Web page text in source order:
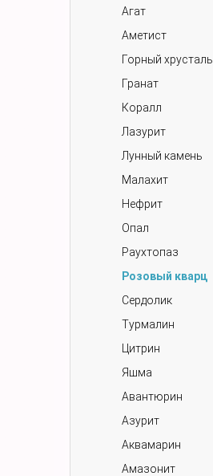
Агат
Аметист
Горный хрусталь
Гранат
Коралл
Лазурит
Лунный камень
Малахит
Нефрит
Опал
Раухтопаз
Розовый кварц
Сердолик
Турмалин
Цитрин
Яшма
Авантюрин
Азурит
Аквамарин
Амазонит